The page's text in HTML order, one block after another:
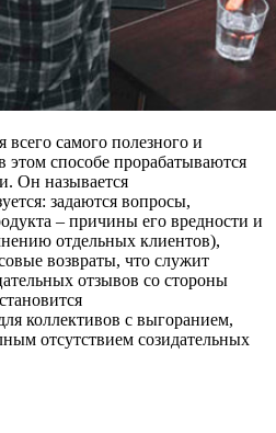
всего самого полезного и
этом способе прорабатываются
Он называется
задаются вопросы,
– причины его вредности и
отдельных клиентов),
возвраты, что служит
отзывов со стороны
коллективов с выгоранием,
отсутствием созидательных